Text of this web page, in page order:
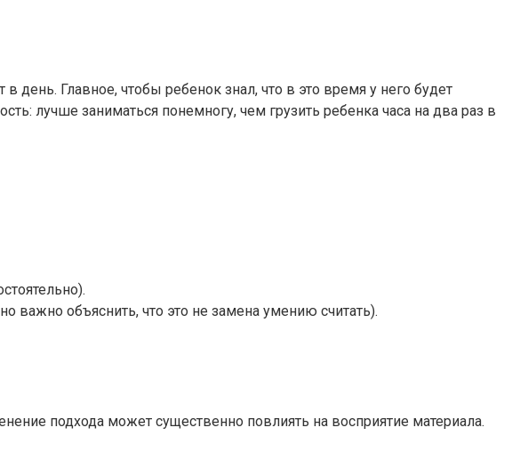
Главное, чтобы ребенок знал, что в это время у него будет
лучше заниматься понемногу, чем грузить ребенка часа на два раз в
важно объяснить, что это не замена умению считать).
подхода может существенно повлиять на восприятие материала.